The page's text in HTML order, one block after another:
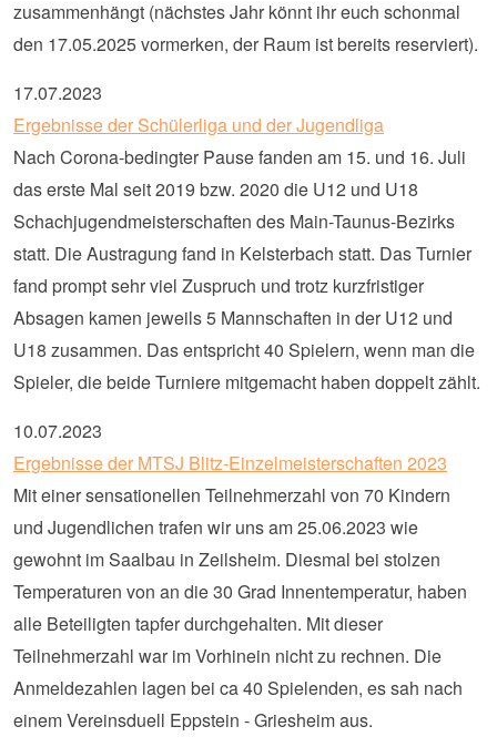
zusammenhängt (nächstes Jahr könnt ihr euch schonmal
den 17.05.2025 vormerken, der Raum ist bereits reserviert).
17.07.2023
Ergebnisse der Schülerliga und der Jugendliga
Nach Corona-bedingter Pause fanden am 15. und 16. Juli
das erste Mal seit 2019 bzw. 2020 die U12 und U18
Schachjugendmeisterschaften des Main-Taunus-Bezirks
statt. Die Austragung fand in Kelsterbach statt. Das Turnier
fand prompt sehr viel Zuspruch und trotz kurzfristiger
Absagen kamen jeweils 5 Mannschaften in der U12 und
U18 zusammen. Das entspricht 40 Spielern, wenn man die
Spieler, die beide Turniere mitgemacht haben doppelt zählt.
10.07.2023
Ergebnisse der MTSJ Blitz-Einzelmeisterschaften 2023
Mit einer sensationellen Teilnehmerzahl von 70 Kindern
und Jugendlichen trafen wir uns am 25.06.2023 wie
gewohnt im Saalbau in Zeilsheim. Diesmal bei stolzen
Temperaturen von an die 30 Grad Innentemperatur, haben
alle Beteiligten tapfer durchgehalten. Mit dieser
Teilnehmerzahl war im Vorhinein nicht zu rechnen. Die
Anmeldezahlen lagen bei ca 40 Spielenden, es sah nach
einem Vereinsduell Eppstein - Griesheim aus.